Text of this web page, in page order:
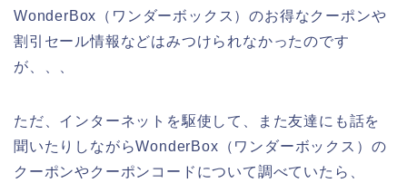
WonderBox（ワンダーボックス）のお得なクーポンや
割引セール情報などはみつけられなかったのです
が、、、
ただ、インターネットを駆使して、また友達にも話を
聞いたりしながらWonderBox（ワンダーボックス）の
クーポンやクーポンコードについて調べていたら、